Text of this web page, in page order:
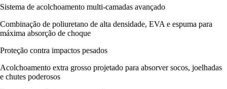
Sistema de acolchoamento multi-camadas avançado
Combinação de poliuretano de alta densidade, EVA e espuma para
máxima absorção de choque
Proteção contra impactos pesados
Acolchoamento extra grosso projetado para absorver socos, joelhadas
e chutes poderosos